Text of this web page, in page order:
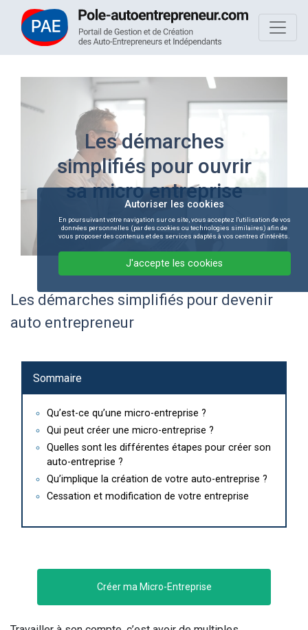
Les démarches
simplifiés pour ouvrir
sa micro entreprise
Les démarches simplifiés pour devenir
auto entrepreneur
Sommaire
Qu’est-ce qu’une micro-entreprise ?
Qui peut créer une micro-entreprise ?
Quelles sont les différentes étapes pour créer son
auto-entreprise ?
Qu’implique la création de votre auto-entreprise ?
Cessation et modification de votre entreprise
Créer ma Micro-Entreprise
Autoriser les cookies
En poursuivant votre navigation sur ce site, vous acceptez l'utilisation de vos
données personnelles (par des cookies ou technologies similaires) afin de
vous proposer des contenus et des services adaptés à vos centres d'intérêts.
J'accepte les cookies